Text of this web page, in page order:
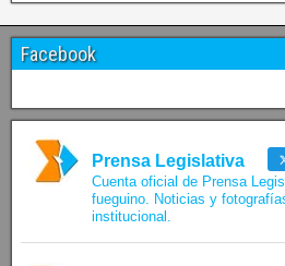
Facebook
Prensa Legislativa
Cuenta oficial de Prensa
fueguino. Noticias y
institucional.